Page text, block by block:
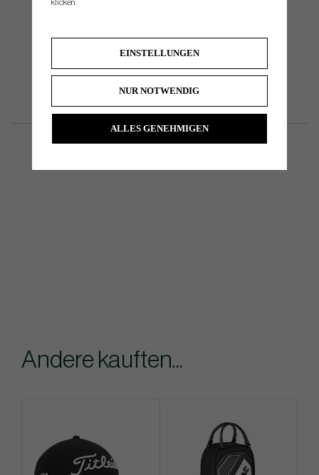
Andere kauften...
klicken.
EINSTELLUNGEN
NUR NOTWENDIG
ALLES GENEHMIGEN